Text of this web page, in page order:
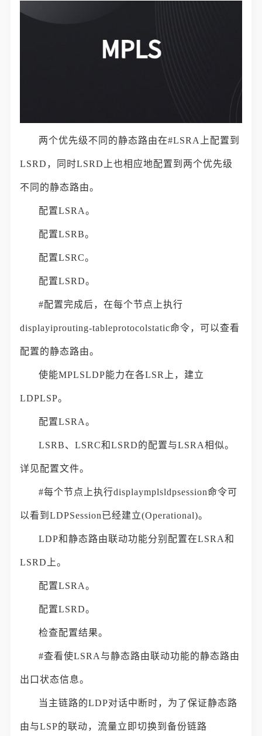
两个优先级不同的静态路由在#LSRA上配置到
LSRD，同时LSRD上也相应地配置到两个优先级
不同的静态路由。
配置LSRA。
配置LSRB。
配置LSRC。
配置LSRD。
#配置完成后，在每个节点上执行
displayiprouting-tableprotocolstatic命令，可以查看
配置的静态路由。
使能MPLSLDP能力在各LSR上，建立
LDPLSP。
配置LSRA。
LSRB、LSRC和LSRD的配置与LSRA相似。
详见配置文件。
#每个节点上执行displaymplsldpsession命令可
以看到LDPSession已经建立(Operational)。
LDP和静态路由联动功能分别配置在LSRA和
LSRD上。
配置LSRA。
配置LSRD。
检查配置结果。
#查看使LSRA与静态路由联动功能的静态路由
出口状态信息。
当主链路的LDP对话中断时，为了保证静态路
由与LSP的联动，流量立即切换到备份链路